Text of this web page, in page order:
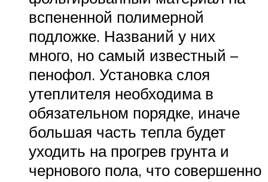
вспененной полимерной
подложке. Названий у них
много, но самый известный –
пенофол. Установка слоя
утеплителя необходима в
обязательном порядке, иначе
большая часть тепла будет
уходить на прогрев грунта и
чернового пола, что совершенно